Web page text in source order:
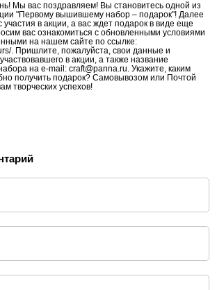
Мы вас поздравляем! Вы становитесь одной из
"Первому вышившему набор – подарок"! Далее
участия в акции, а вас ждет подарок в виде еще
вас ознакомиться с обновленными условиями
на нашем сайте по ссылке:
. Пришлите, пожалуйста, свои данные и
в акции, а также название
на e-mail: craft@panna.ru. Укажите, каким
получить подарок? Самовывозом или Почтой
творческих успехов!